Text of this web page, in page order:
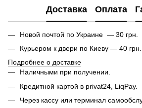
Доставка Оплата
Новой почтой по Украине — 30 грн.
Курьером к двери по Киеву — 40 грн.
Подробнее о доставке
Наличными при получении.
Кредитной картой в privat24, LiqPay.
Через кассу или терминал